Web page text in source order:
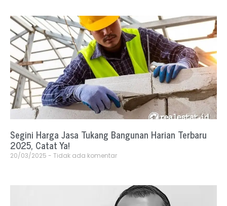
Segini Harga Jasa Tukang Bangunan Harian Terbaru
2025, Catat Ya!
20/03/2025 Tidak ada komentar